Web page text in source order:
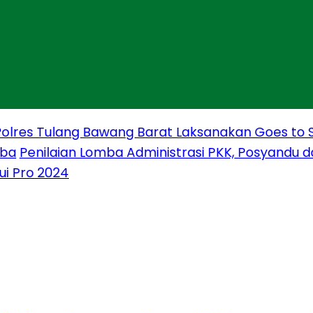
Tulang Bawang Barat Laksanakan Goes to
Penilaian Lomba Administrasi PKK,
Pro 2024